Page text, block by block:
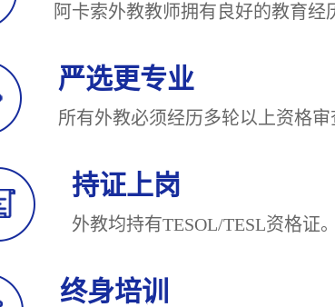
阿卡索外教教师拥有良好的教育
严选更专业
所有外教必须经历多轮以上资
持证上岗
外教均持有TESOL/
终身培训